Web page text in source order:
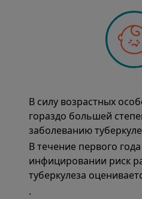
В силу возрастных
гораздо большей
заболеванию
В течение первого
инфицировании риск
туберкулеза
.